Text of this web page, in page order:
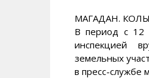
МАГАДАН.
В период с 12
инспекцией
земельных
в пресс-службе